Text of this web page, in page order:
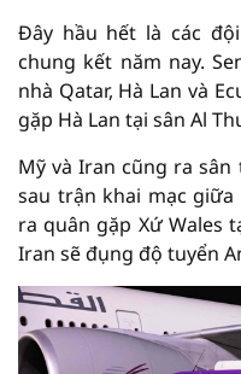
Đây hầu hết là các
chung kết năm nay.
nhà Qatar, Hà Lan và
gặp Hà Lan tại sân Al
Mỹ và Iran cũng ra
sau trận khai mạc giữa
ra quân gặp Xứ Wales
Iran sẽ đụng độ tuyển